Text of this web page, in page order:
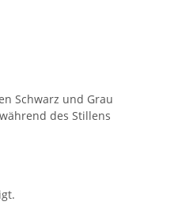
Schwarz und Grau
des Stillens